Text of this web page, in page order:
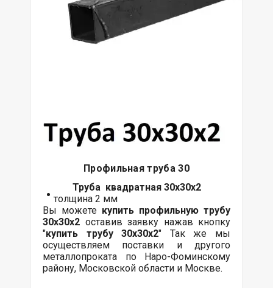
Профильная труба 30
Труба квадратная 30х30х2
толщина 2 мм
Вы можете купить профильную трубу
30х30х2 оставив заявку нажав кнопку
"купить трубу30х30х2" Так же мы
осуществляем поставки и другого
металлопроката по Наро-Фоминскому
району, Московской области и Москве.